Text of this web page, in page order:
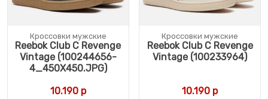
Кроссовки мужские
Reebok Club C Revenge
Vintage (100244656-
4_450X450.JPG)
10.190р
Кроссовки мужские
Reebok Club C Revenge
Vintage (100233964)
10.190 р